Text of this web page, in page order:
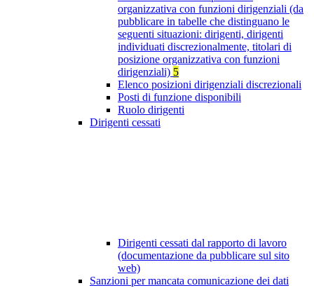
organizzativa con funzioni dirigenziali (da
pubblicare in tabelle che distinguano le
seguenti situazioni: dirigenti, dirigenti
individuati discrezionalmente, titolari di
posizione organizzativa con funzioni
dirigenziali) 5
Elenco posizioni dirigenziali discrezionali
Posti di funzione disponibili
Ruolo dirigenti
Dirigenti cessati
Dirigenti cessati dal rapporto di lavoro
(documentazione da pubblicare sul sito
web)
Sanzioni per mancata comunicazione dei dati